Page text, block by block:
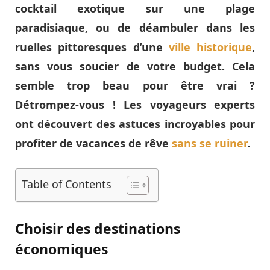
cocktail exotique sur une plage
paradisiaque, ou de déambuler dans les
ruelles pittoresques d’une ville historique,
sans vous soucier de votre budget. Cela
semble trop beau pour être vrai ?
Détrompez-vous ! Les voyageurs experts
ont découvert des astuces incroyables pour
profiter de vacances de rêve sans se ruiner.
Table of Contents
Choisir des destinations
économiques